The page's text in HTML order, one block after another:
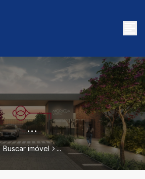
...
Buscar imóvel ...